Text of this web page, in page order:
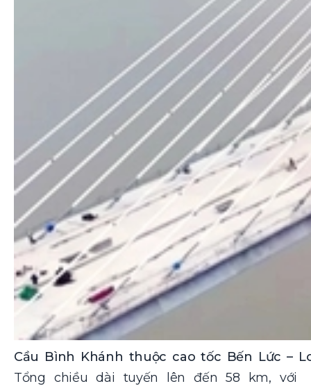
Cầu Bình Khánh thuộc cao tốc Bến Lức –
Tổng chiều dài tuyến lên đến 58 km, với